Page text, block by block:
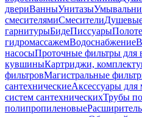
двериВанныУнитазы
смесителямиСмесители
гарнитурыБидеПиссуары
гидромассажемВодоснабжение
насосыПроточные фильтры для
кувшиныКартриджи,
фильтровМагистральные
сантехническиеАксессуары для
систем сантехническихТрубы
полипропиленовые